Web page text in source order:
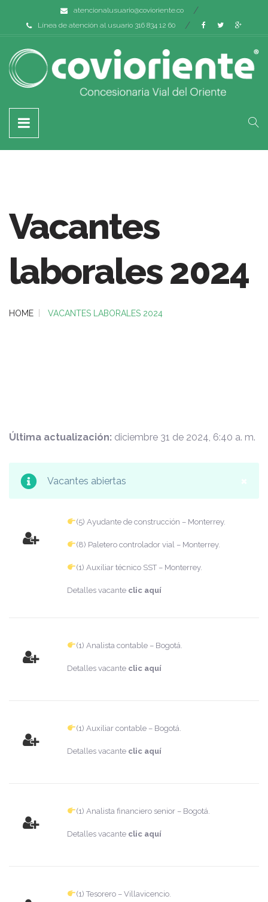
atencionalusuario@covioriente.co
Línea de atención al usuario 316 834 12 60
Vacantes
laborales 2024
HOME VACANTES LABORALES 2024
Última actualización: diciembre 31 de 2024, 6:40 a. m.
Vacantes abiertas ×
(5) Ayudante de construcción – Monterrey.
(8) Paletero controlador vial – Monterrey.
(1) Auxiliar técnico SST – Monterrey.
Detalles vacante clic aquí
(1) Analista contable – Bogotá.
Detalles vacante clic aquí
(1) Auxiliar contable – Bogotá.
Detalles vacante clic aquí
(1) Analista financiero senior – Bogotá.
Detalles vacante clic aquí
(1) Tesorero – Villavicencio.